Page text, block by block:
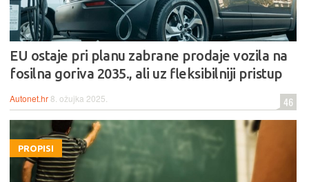
EU ostaje pri planu zabrane prodaje vozila na
fosilna goriva 2035., ali uz fleksibilniji pristup
Autonet.hr8. ožujka 2025. 46
PROPISI